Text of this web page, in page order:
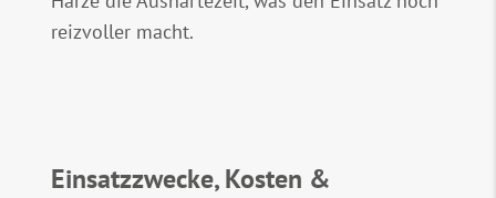
reizvoller macht.
Einsatzzwecke, Kosten &